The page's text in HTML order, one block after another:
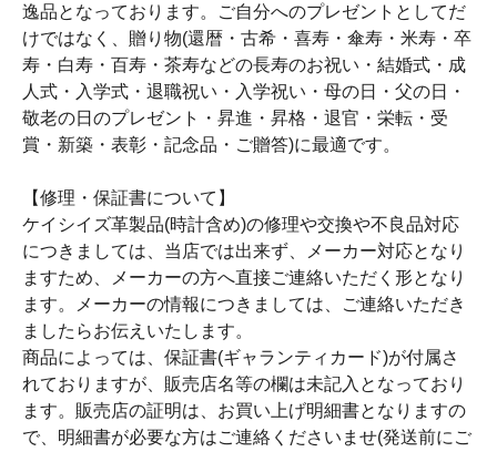
逸品となっております。ご自分へのプレゼントとしてだ
けではなく、贈り物(還暦・古希・喜寿・傘寿・米寿・卒
寿・白寿・百寿・茶寿などの長寿のお祝い・結婚式・成
人式・入学式・退職祝い・入学祝い・母の日・父の日・
敬老の日のプレゼント・昇進・昇格・退官・栄転・受
賞・新築・表彰・記念品・ご贈答)に最適です。
【修理・保証書について】
ケイシイズ革製品(時計含め)の修理や交換や不良品対応
につきましては、当店では出来ず、メーカー対応となり
ますため、メーカーの方へ直接ご連絡いただく形となり
ます。メーカーの情報につきましては、ご連絡いただき
ましたらお伝えいたします。
商品によっては、保証書(ギャランティカード)が付属さ
れておりますが、販売店名等の欄は未記入となっており
ます。販売店の証明は、お買い上げ明細書となりますの
で、明細書が必要な方はご連絡くださいませ(発送前にご